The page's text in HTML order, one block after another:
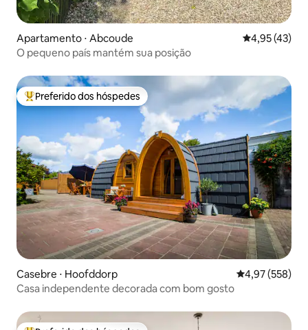
Apartamento ⋅ Abcoude 4,95 de uma
4,95 (43)
O pequeno país mantém sua posição
Entre os melhores preferidos dos hóspedes
Preferido dos hóspedes
Casebre ⋅ Hoofddorp 4,97 de uma
4,97 (558)
Casa independente decorada com bom gosto